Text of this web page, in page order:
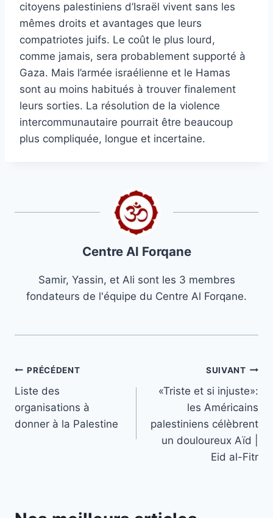
citoyens palestiniens d’Israël vivent sans les
mêmes droits et avantages que leurs
compatriotes juifs. Le coût le plus lourd,
comme jamais, sera probablement supporté à
Gaza. Mais l’armée israélienne et le Hamas
sont au moins habitués à trouver finalement
leurs sorties. La résolution de la violence
intercommunautaire pourrait être beaucoup
plus compliquée, longue et incertaine.
Centre Al Forqane
Samir, Yassin, et Ali sont les 3 membres
fondateurs de l'équipe du Centre Al Forqane.
Navigation
de
l’article
PRÉCÉDENT
Liste des
organisations à
donner à la Palestine
SUIVANT
«Triste et si injuste»:
les Américains
palestiniens célèbrent
un douloureux Aïd |
Eid al-Fitr